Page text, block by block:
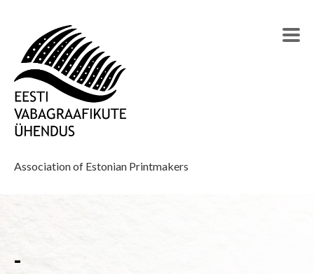
Association of Estonian Printmakers
-